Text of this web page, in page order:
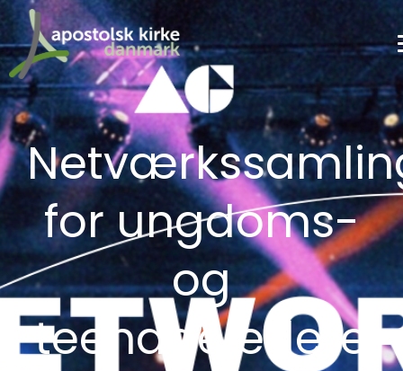
for ungdoms-
og
teenageledere